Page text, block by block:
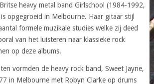
heavy metal band Girlschool (1984-1992,
opgegroeid in Melbourne. Haar gitaar stijl
formele muzikale studies welke zij deed
van het luisteren naar klassieke rock
op deze albums.
vormden de heavy rock band, Sweet Jayne,
in Melbourne met Robyn Clarke op drums